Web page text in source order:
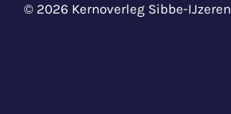
© 2026 Kernoverleg Sibbe-IJzeren